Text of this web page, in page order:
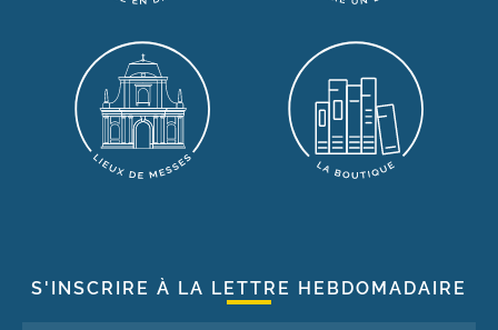
S'INSCRIRE À LA LETTRE HEBDOMADAIRE